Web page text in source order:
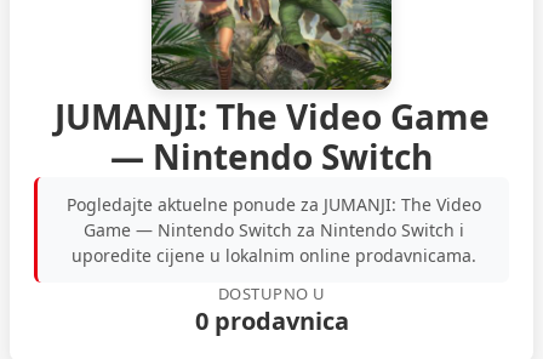
JUMANJI: The Video Game
— Nintendo Switch
Pogledajte aktuelne ponude za JUMANJI: The Video
Game — Nintendo Switch za Nintendo Switch i
uporedite cijene u lokalnim online prodavnicama.
DOSTUPNO U
0 prodavnica